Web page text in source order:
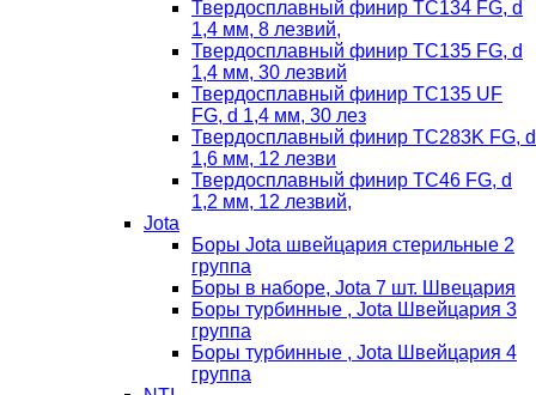
Твердосплавный финир TC134 FG, d
1,4 мм, 8 лезвий,
Твердосплавный финир TC135 FG, d
1,4 мм, 30 лезвий
Твердосплавный финир TC135 UF
FG, d 1,4 мм, 30 лез
Твердосплавный финир TC283K FG, d
1,6 мм, 12 лезви
Твердосплавный финир TC46 FG, d
1,2 мм, 12 лезвий,
Jota
Боры Jota швейцария стерильные 2
группа
Боры в наборе, Jota 7 шт. Швецария
Боры турбинные , Jota Швейцария 3
группа
Боры турбинные , Jota Швейцария 4
группа